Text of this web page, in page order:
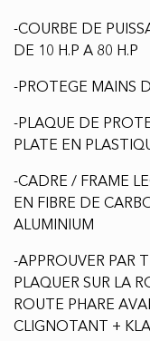
-COURBE DE
DE 10 H.P A 80 H.P
-PROTEGE MAINS
-PLAQUE DE
PLATE EN
-CADRE / FRAME
EN FIBRE DE
ALUMINIUM
-APPROUVER PAR
PLAQUER SUR LA
ROUTE PHARE
CLIGNOTANT +